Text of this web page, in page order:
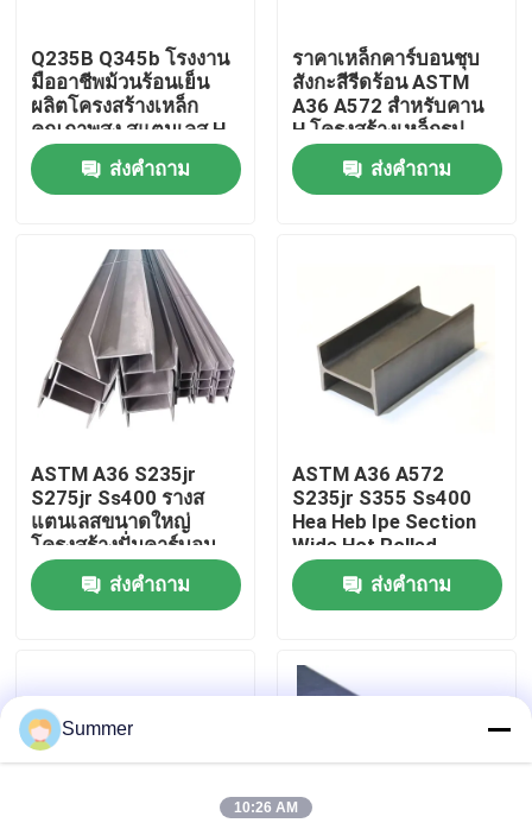
บ้าน
เกี่ยวกับเรา
ทัวร์โรงงาน
ควบคุมคุณภาพ
ติดต่อเรา
ขออ้าง
แผ่นเหล็กคาร์บอน
Q235B Q345b โรงงาน
มืออาชีพม้วนร้อนเย็น
ผลิตโครงสร้างเหล็ก
คุณภาพสูง สแตนเลส H-
Beam สําหรับผู้ก่อสร้าง
H-Beam Hollow
Section
ส่งคำถาม
ราคาเหล็กคาร์บอนชุบ
สังกะสีรีดร้อน ASTM
A36 A572 สำหรับคาน
H โครงสร้างเหล็กรูป
พรรณรีดร้อนสำหรับงาน
ก่อสร้าง ส่งคำถาม
ASTM A36 S235jr
S275jr Ss400 รางส
แตนเลสขนาดใหญ่
โครงสร้างปั่นคาร์บอน
Hea / Heb / Ipe ส่วน
หมุนร้อนสแตนเลสทั่วไป
H ราง
ส่งคำถาม
ASTM A36 A572
S235jr S355 Ss400
Hea Heb Ipe Section
Wide Hot Rolled
Galvanized Carbon
Universal Steel H
ส่งคำถาม
Summer
10:26 AM